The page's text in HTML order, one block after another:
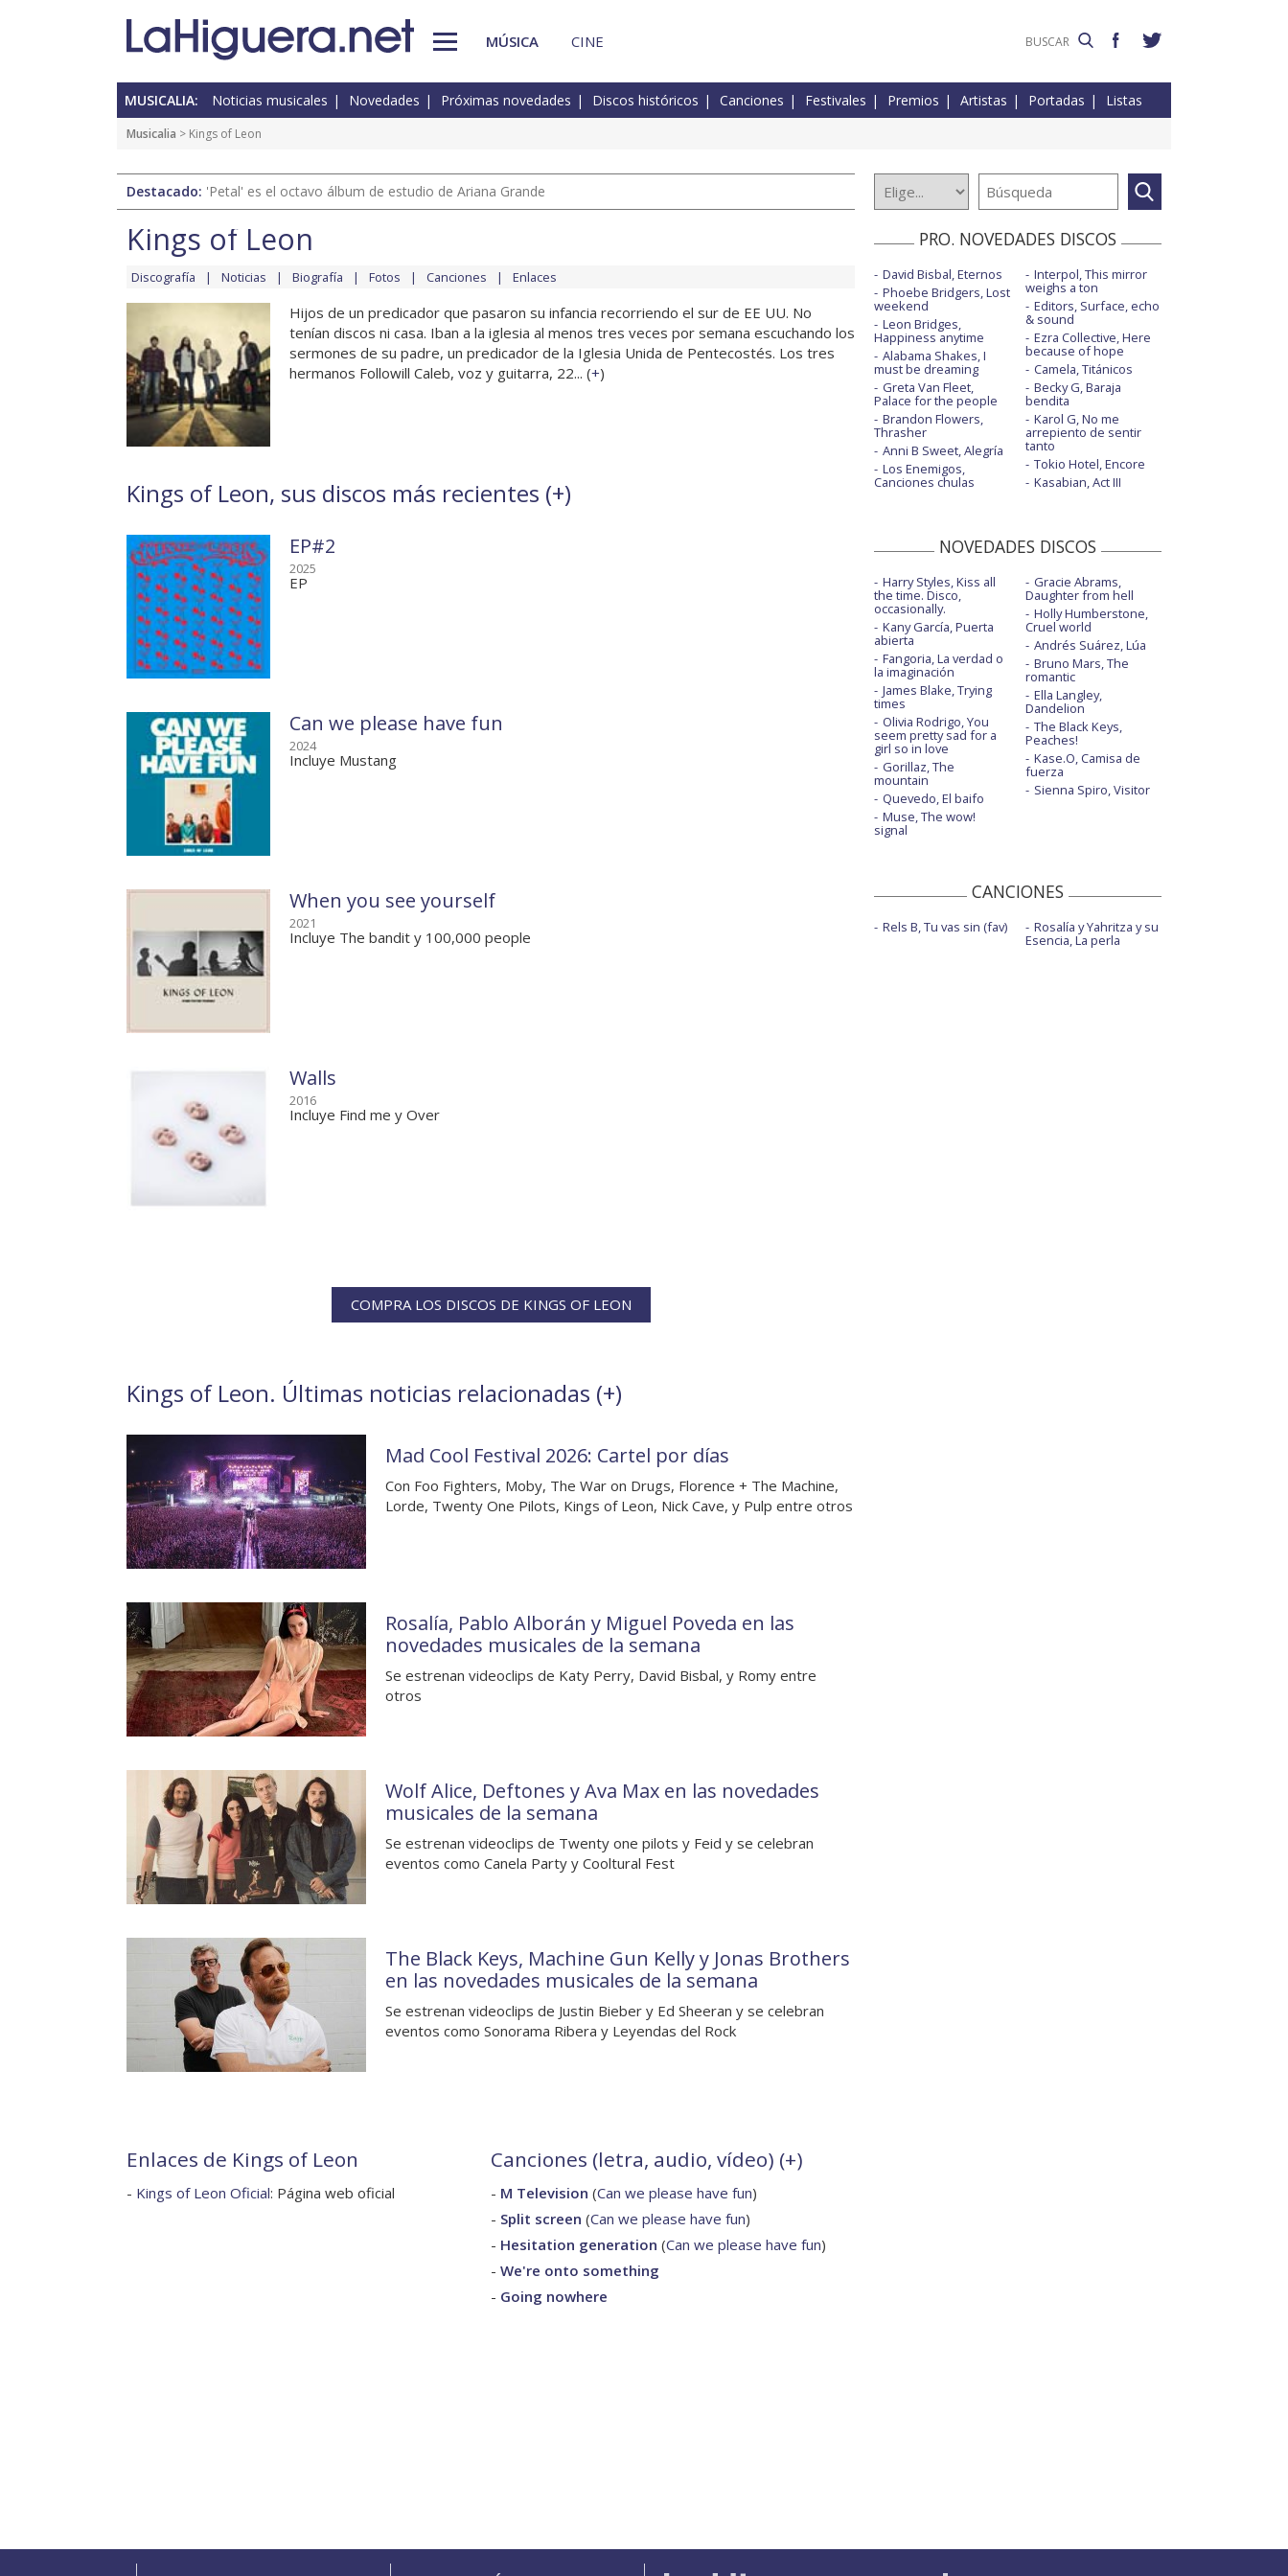
MÚSICA CINE
MUSICALIA: Noticias musicales Novedades Próximas novedades Discos históricos Canciones Festivales Premios Artistas Portadas Listas
Musicalia > Kings of Leon
Destacado: 'Petal' es el octavo álbum de estudio de Ariana Grande
Kings of Leon
Discografía Noticias Biografía Fotos Canciones Enlaces
Hijos de un predicador que pasaron su infancia recorriendo el sur de EE UU. No
tenían discos ni casa. Iban a la iglesia al menos tres veces por semana escuchando los
sermones de su padre, un predicador de la Iglesia Unida de Pentecostés. Los tres
hermanos Followill Caleb, voz y guitarra, 22... (+)
Kings of Leon, sus discos más recientes (+)
EP#2
2025
EP
Can we please have fun
2024
Incluye Mustang
When you see yourself
2021
Incluye The bandit y 100,000 people
Walls
2016
Incluye Find me y Over
COMPRA LOS DISCOS DE KINGS OF LEON
Kings of Leon. Últimas noticias relacionadas (+)
Mad Cool Festival 2026: Cartel por días
Con Foo Fighters, Moby, The War on Drugs, Florence + The Machine,
Lorde, Twenty One Pilots, Kings of Leon, Nick Cave, y Pulp entre otros
Rosalía, Pablo Alborán y Miguel Poveda en las
novedades musicales de la semana
Se estrenan videoclips de Katy Perry, David Bisbal, y Romy entre
otros
Wolf Alice, Deftones y Ava Max en las novedades
musicales de la semana
Se estrenan videoclips de Twenty one pilots y Feid y se celebran
eventos como Canela Party y Cooltural Fest
The Black Keys, Machine Gun Kelly y Jonas Brothers
en las novedades musicales de la semana
Se estrenan videoclips de Justin Bieber y Ed Sheeran y se celebran
eventos como Sonorama Ribera y Leyendas del Rock
Enlaces de Kings of Leon
- Kings of Leon Oficial: Página web oficial
Canciones (letra, audio, vídeo) (+)
- M Television (Can we please have fun)
- Split screen (Can we please have fun)
- Hesitation generation (Can we please have fun)
- We're onto something
- Going nowhere
PRO. NOVEDADES DISCOS
David Bisbal, Eternos
Phoebe Bridgers, Lost
weekend
Leon Bridges,
Happiness anytime
Alabama Shakes, I
must be dreaming
Greta Van Fleet,
Palace for the people
Brandon Flowers,
Thrasher
Anni B Sweet, Alegría
Los Enemigos,
Canciones chulas
Interpol, This mirror
weighs a ton
Editors, Surface, echo
& sound
Ezra Collective, Here
because of hope
Camela, Titánicos
Becky G, Baraja
bendita
Karol G, No me
arrepiento de sentir
tanto
Tokio Hotel, Encore
Kasabian, Act III
NOVEDADES DISCOS
Harry Styles, Kiss all
the time. Disco,
occasionally.
Kany García, Puerta
abierta
Fangoria, La verdad o
la imaginación
James Blake, Trying
times
Olivia Rodrigo, You
seem pretty sad for a
girl so in love
Gorillaz, The
mountain
Quevedo, El baifo
Muse, The wow!
signal
Gracie Abrams,
Daughter from hell
Holly Humberstone,
Cruel world
Andrés Suárez, Lúa
Bruno Mars, The
romantic
Ella Langley,
Dandelion
The Black Keys,
Peaches!
Kase.O, Camisa de
fuerza
Sienna Spiro, Visitor
CANCIONES
Rels B, Tu vas sin (fav) Rosalía y Yahritza y su
Esencia, La perla